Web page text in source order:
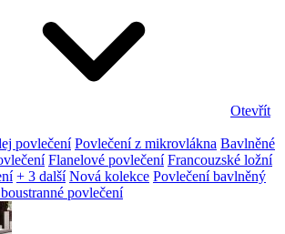
Otevřít
povlečení Povlečení z mikrovlákna Bavlněné
Flanelové povlečení Francouzské ložní
+ 3 další Nová kolekce Povlečení bavlněný
povlečení